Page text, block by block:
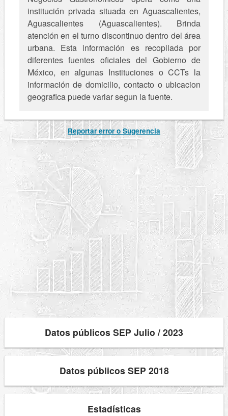
institución privada situada en Aguascalientes,
Aguascalientes (Aguascalientes). Brinda
atención en el turno discontinuo dentro del área
urbana. Esta información es recopilada por
diferentes fuentes oficiales del Gobierno de
México, en algunas Instituciones o CCTs la
información de domicilio, contacto o ubicacion
geografica puede variar segun la fuente.
Reportar error o Sugerencia
Datos públicos SEP Julio / 2023
Datos públicos SEP 2018
Estadísticas